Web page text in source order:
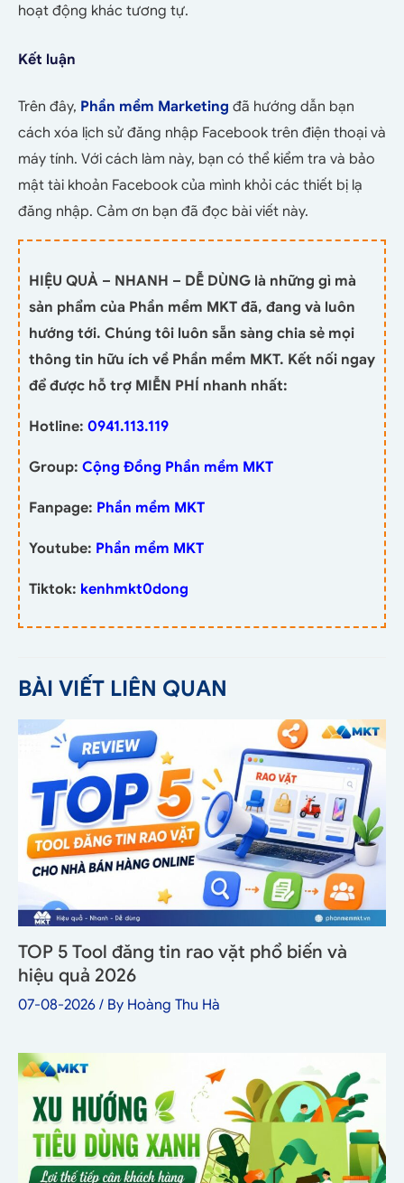
hoạt động khác tương tự.
Kết luận
Trên đây, Phần mềm Marketing đã hướng dẫn bạn
cách xóa lịch sử đăng nhập Facebook trên điện thoại và
máy tính. Với cách làm này, bạn có thể kiểm tra và bảo
mật tài khoản Facebook của mình khỏi các thiết bị lạ
đăng nhập. Cảm ơn bạn đã đọc bài viết này.
HIỆU QUẢ – NHANH – DỄ DÙNG là những gì mà
sản phẩm của Phần mềm MKT đã, đang và luôn
hướng tới. Chúng tôi luôn sẵn sàng chia sẻ mọi
thông tin hữu ích về Phần mềm MKT. Kết nối ngay
để được hỗ trợ MIỄN PHÍ nhanh nhất:
Hotline: 0941.113.119
Group: Cộng Đồng Phần mềm MKT
Fanpage: Phần mềm MKT
Youtube: Phần mềm MKT
Tiktok: kenhmkt0dong
BÀI VIẾT LIÊN QUAN
TOP 5 Tool đăng tin rao vặt phổ biến và
hiệu quả 2026
07-08-2026 / By Hoàng Thu Hà